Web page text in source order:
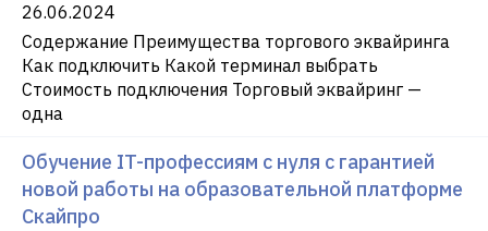
26.06.2024
Содержание Преимущества торгового эквайринга
Как подключить Какой терминал выбрать
Стоимость подключения Торговый эквайринг —
одна
Обучение IT-профессиям с нуля с гарантией
новой работы на образовательной платформе
Скайпро